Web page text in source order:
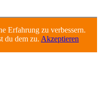
Erfahrung zu verbessern.
du dem zu. Akzeptieren